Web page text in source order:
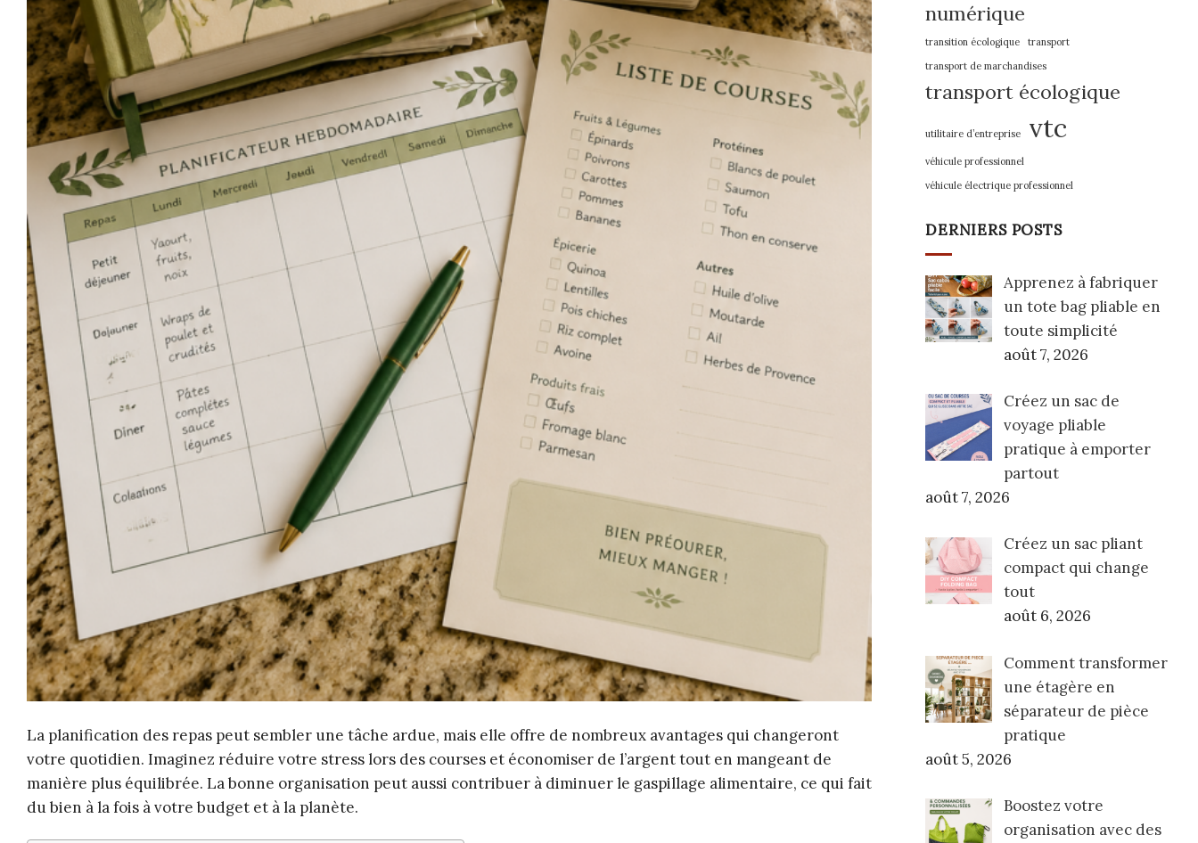
La planification des repas peut sembler une tâche ardue, mais elle offre de nombreux avantages qui changeront
votre quotidien. Imaginez réduire votre stress lors des courses et économiser de l’argent tout en mangeant de
manière plus équilibrée. La bonne organisation peut aussi contribuer à diminuer le gaspillage alimentaire, ce qui fait
du bien à la fois à votre budget et à la planète.
numérique
transition écologique
transport
transport de marchandises
transport écologique
utilitaire d’entreprise vtc
véhicule professionnel
véhicule électrique professionnel
DERNIERS POSTS
Apprenez à fabriquer
un tote bag pliable en
toute simplicité
août 7, 2026
Créez un sac de
voyage pliable
pratique à emporter
partout
août 7, 2026
Créez un sac pliant
compact qui change
tout
août 6, 2026
Comment transformer
une étagère en
séparateur de pièce
pratique
août 5, 2026
Boostez votre
organisation avec des